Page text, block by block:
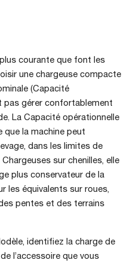
courante que font les
une chargeuse compacte
(Capacité
pas gérer confortablement
La Capacité opérationnelle
que la machine peut
dans les limites de
sur chenilles, elle
plus conservateur de la
les équivalents sur roues,
pentes et des terrains
identifiez la charge de
l’accessoire que vous